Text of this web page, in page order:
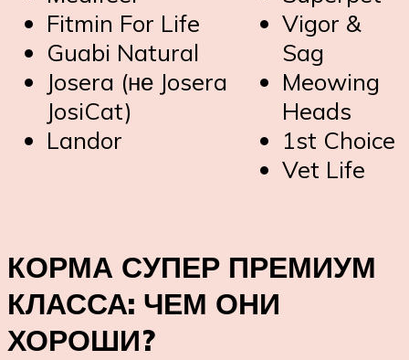
Fitmin For Life
Guabi Natural
Josera (не Josera
JosiCat)
Landor
Vigor &
Sag
Meowing
Heads
1st Choice
Vet Life
КОРМА СУПЕР ПРЕМИУМ
КЛАССА: ЧЕМ ОНИ
ХОРОШИ?